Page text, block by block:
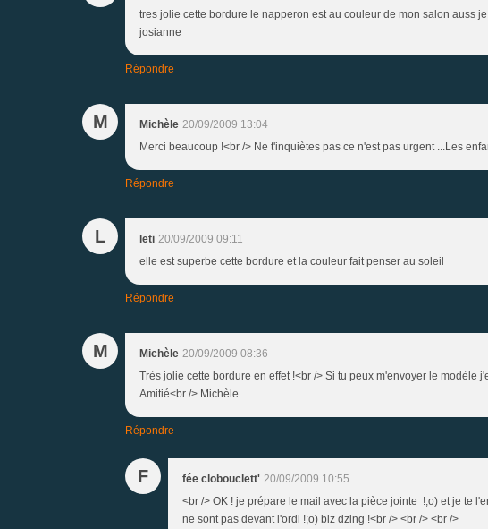
tres jolie cette bordure le napperon est au couleur de mon salon auss
josianne
Répondre
M Michèle 20/09/2009 13:04
Merci beaucoup !<br /> Ne t'inquiètes pas ce n'est pas urgent ...Les
Répondre
L leti 20/09/2009 09:11
elle est superbe cette bordure et la couleur fait penser au soleil
Répondre
M Michèle 20/09/2009 08:36
Très jolie cette bordure en effet !<br /> Si tu peux m'envoyer le modèle
Amitié<br /> Michèle
Répondre
F fée clobouclett' 20/09/2009 10:55
<br /> OK ! je prépare le mail avec la pièce jointe !;o) et je te
ne sont pas devant l'ordi !;o) biz dzing !<br /> <br /> <br />